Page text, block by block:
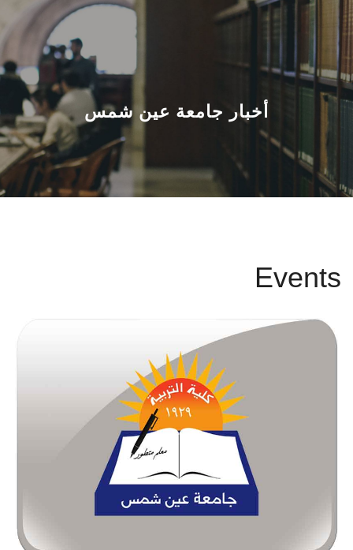
الرئيسيـة
عن الجامعة
القطاعـات
الشئون الأكاديمية
البحث العلمي
الدراسات العليا
أخبار جامعة عين شمس
Events